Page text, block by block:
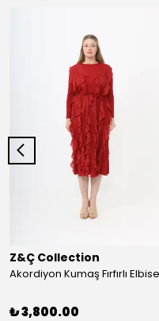
Z&Ç Collection
₺ 3,800.00